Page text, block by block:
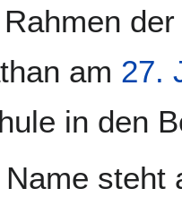
der
am 27.
in den
Name steht